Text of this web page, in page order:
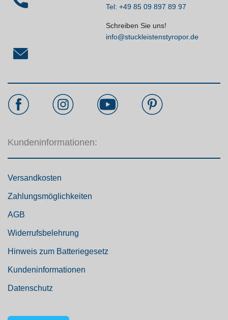
Tel: +49 85 09 897 89 97
Schreiben Sie uns!
info@stuckleistenstyropor.de
Kundeninformationen:
Versandkosten
Zahlungsmöglichkeiten
AGB
Widerrufsbelehrung
Hinweis zum Batteriegesetz
Kundeninformationen
Datenschutz